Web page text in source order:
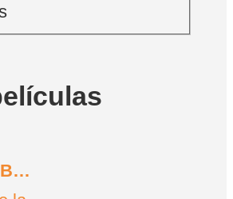
Un like de Bob Trevino (2024)